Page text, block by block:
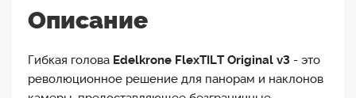
Описание
Гибкая голова Edelkrone FlexTILT Original v3 - это
революционное решение для панорам и наклонов